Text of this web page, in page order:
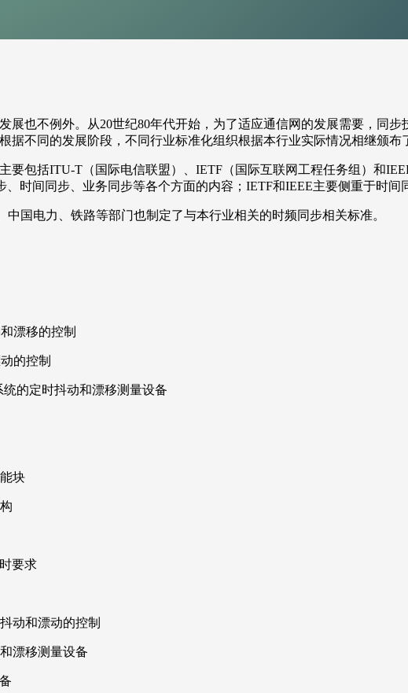
也不例外。从20世纪80年代开始，为了适应通信网的发展需要，同步
据不同的发展阶段，不同行业标准化组织根据本行业实际情况相继颁
包括ITU-T（国际电信联盟）、IETF（国际互联网工程任务组）和
时间同步、业务同步等各个方面的内容；IETF和IEEE主要侧重于时间
电力、铁路等部门也制定了与本行业相关的时频同步相关标准。
漂移的控制
的控制
的定时抖动和漂移测量设备
块
要求
动和漂动的控制
漂移测量设备